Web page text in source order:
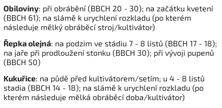
Obiloviny: při obrábění (BBCH 20 - 30); na začátku kvetení
(BBCH 61); na slámě k urychlení rozkladu (po kterém
následuje mělký obráběcí stroj/kultivátor)
Řepka olejná: na podzim ve stádiu 7 - 8 listů (BBCH 17 - 18);
na jaře při prodloužení stonku (BBCH 30); při vývoji pupenů
(BBCH 50)
Kukuřice: na půdě před kultivátorem/setím; u 4 - 8 listů
stadia (BBCH 14 - 18); na slámě k urychlení rozkladu (po
kterém následuje mělká obráběcí doba/kultivátor)